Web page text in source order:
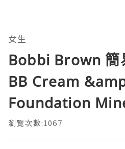
女生
Bobbi Brown 簡
BB Cream
Foundation
瀏覽次數:1067